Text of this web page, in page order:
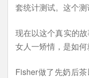
套统计测试。这个
现在以这个真实的
女人一矫情，是如何
Fisher做了先奶后